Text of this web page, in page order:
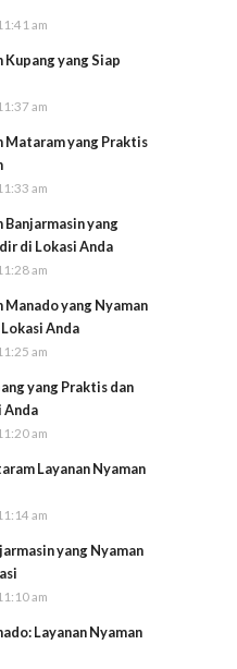
am
yang Siap
am
Mataram yang Praktis
am
Banjarmasin yang
di Lokasi Anda
am
Manado yang Nyaman
Anda
am
yang Praktis dan
Anda
am
Layanan Nyaman
am
yang Nyaman
am
Layanan Nyaman